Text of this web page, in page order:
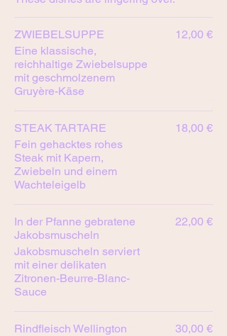
ZWIEBELSUPPE
Eine klassische,
reichhaltige Zwiebelsuppe
mit geschmolzenem
Gruyère-Käse
12,00 €
STEAK TARTARE
Fein gehacktes rohes
Steak mit Kapern,
Zwiebeln und einem
Wachteleigelb
18,00 €
In der Pfanne gebratene
Jakobsmuscheln
Jakobsmuscheln serviert
mit einer delikaten
Zitronen-Beurre-Blanc-
Sauce
22,00 €
Rindfleisch Wellington
30,00 €